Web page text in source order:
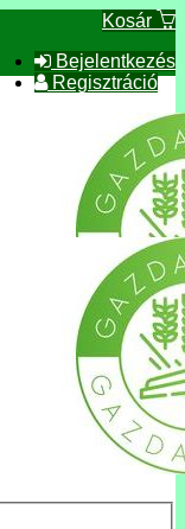
Kosár
Bejelentkezés
Regisztráció